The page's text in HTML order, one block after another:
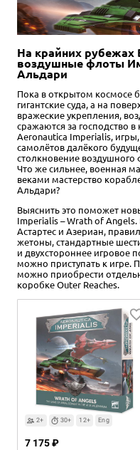
На крайних рубежах
воздушные флоты
Альдари
Пока в открытом космосе
гигантские суда, а на
вражеские укрепления,
сражаются за господство
Aeronautica Imperialis,
самолётов далёкого
столкновение воздушного
Что же сильнее, военная
веками мастерство
Альдари?
Выяснить это поможет
Imperialis – Wrath of
Астартес и Азериан,
жетоны, стандартные
и двухстороннее игровое
можно приступать к игре.
можно приобрести
коробке Outer Reaches.
2+ 30+ 12+ Eng
7 175 ₽